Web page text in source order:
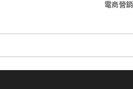
電商營銷